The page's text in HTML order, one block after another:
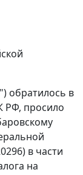
обратилось в
РФ, просило
в части
на